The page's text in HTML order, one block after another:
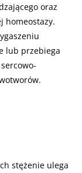
oraz
homeostazy.
lub przebiega
stężenie ulega